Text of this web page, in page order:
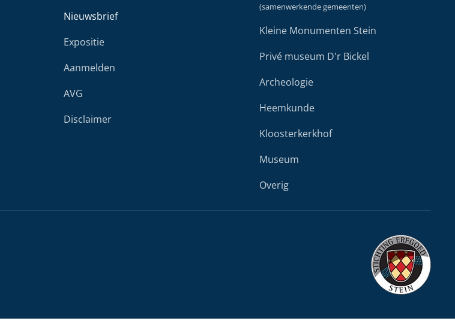
Nieuwsbrief
Expositie
Aanmelden
AVG
Disclaimer
(samenwerkende gemeenten)
Kleine Monumenten Stein
Privé museum D'r Bickel
Archeologie
Heemkunde
Kloosterkerkhof
Museum
Overig